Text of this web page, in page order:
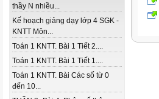
thầy N nhiều...
Kế hoạch giảng dạy lớp 4 SGK -
KNTT Môn...
Toán 1 KNTT. Bài 1 Tiết 2....
Toán 1 KNTT. Bài 1 Tiết 1....
Toán 1 KNTT. Bài Các số từ 0
đến 10...